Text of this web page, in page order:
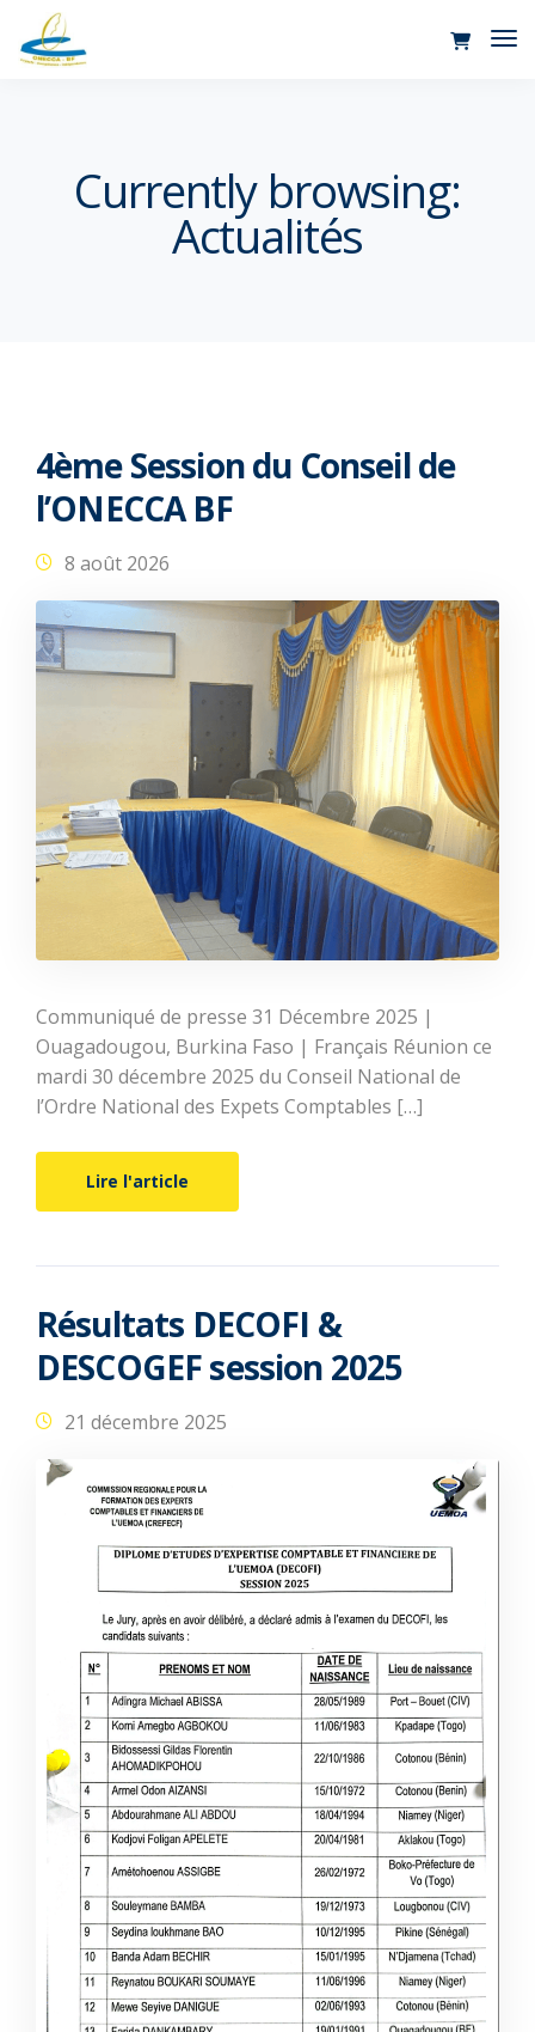
Currently browsing:
Actualités
4ème Session du Conseil de
l’ONECCA BF
8 août 2026
Communiqué de presse 31 Décembre 2025 |
Ouagadougou, Burkina Faso | Français Réunion ce
mardi 30 décembre 2025 du Conseil National de
l’Ordre National des Expets Comptables […]
Lire l'article
Résultats DECOFI &
DESCOGEF session 2025
21 décembre 2025